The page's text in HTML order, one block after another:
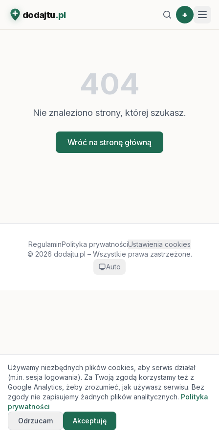
dodajtu.pl +
404
Nie znaleziono strony, której szukasz.
Wróć na stronę główną
RegulaminPolityka prywatnościUstawienia cookies
© 2026 dodajtu.pl – Wszystkie prawa zastrzeżone.
Auto
Używamy niezbędnych plików cookies, aby serwis działał
(m.in. sesja logowania). Za Twoją zgodą korzystamy też z
Google Analytics, żeby zrozumieć, jak używasz serwisu. Bez
zgody nie zapisujemy żadnych plików analitycznych. Polityka
prywatności
Odrzucam
Akceptuję